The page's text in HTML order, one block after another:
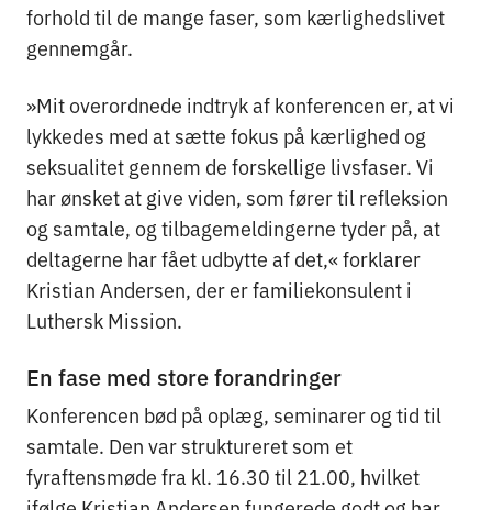
forhold til de mange faser, som kærlighedslivet
gennemgår.
»Mit overordnede indtryk af konferencen er, at vi
lykkedes med at sætte fokus på kærlighed og
seksualitet gennem de forskellige livsfaser. Vi
har ønsket at give viden, som fører til refleksion
og samtale, og tilbagemeldingerne tyder på, at
deltagerne har fået udbytte af det,« forklarer
Kristian Andersen, der er familiekonsulent i
Luthersk Mission.
En fase med store forandringer
Konferencen bød på oplæg, seminarer og tid til
samtale. Den var struktureret som et
fyraftensmøde fra kl. 16.30 til 21.00, hvilket